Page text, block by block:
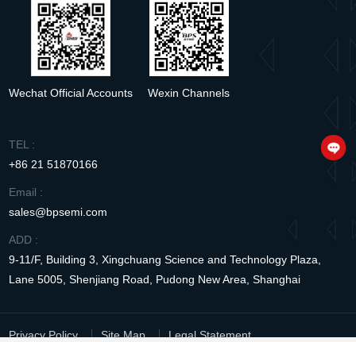
Wechat Official Accounts Wexin Channels
TEL :
+86 21 51870166
Email :
sales@bpsemi.com
ADD :
9-11/F, Building 3, Xingchuang Science and Technology Plaza,
Lane 5005, Shenjiang Road, Pudong New Area, Shanghai
Privacy Policy Site Map Legal Statement